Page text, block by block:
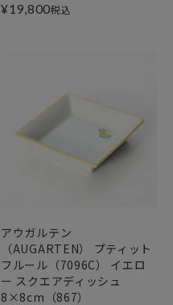
¥19,800税込
アウガルテン
（AUGARTEN） プティット
フルール（7096C） イエロ
ー スクエアディッシュ
8×8cm（867）